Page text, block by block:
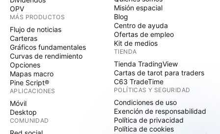
OPV
MÁS PRODUCTOS
Flujo de noticias
Carteras
Gráficos fundamentales
Curvas de rendimiento
Opciones
Mapas macro
Pine Script®
APLICACIONES
Móvil
Desktop
COMUNIDAD
Misión espacial
Blog
Centro de ayuda
Ofertas de empleo
Kit de medios
TIENDA
Tienda TradingView
Cartas de tarot para traders
C63 TradeTime
POLÍTICAS Y SEGURIDAD
Condiciones de uso
Exención de responsabilidad
Política de privacidad
Política de cookies